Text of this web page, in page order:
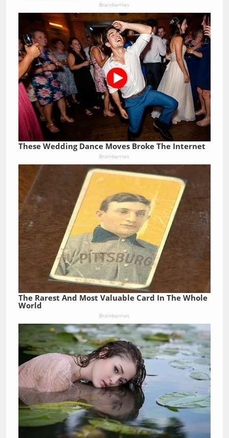
Brainberries
These Wedding Dance Moves Broke The Internet
Brainberries
The Rarest And Most Valuable Card In The Whole
World
Brainberries